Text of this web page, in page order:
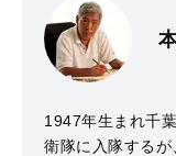
1947年生まれ千
衛隊に入隊するが